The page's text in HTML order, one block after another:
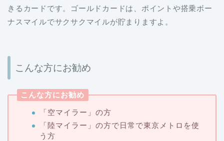
きるカードです。ゴールドカードは、ポイントや搭乗ボー
ナスマイルでサクサクマイルが貯まりますよ。
こんな方にお勧め
こんな方にお勧め
「空マイラー」の方
「陸マイラー」の方で日常で東京メトロを使
う方